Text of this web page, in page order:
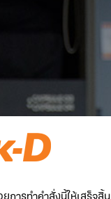
การทำคำสั่งนี้ให้เสร็จสิ้น